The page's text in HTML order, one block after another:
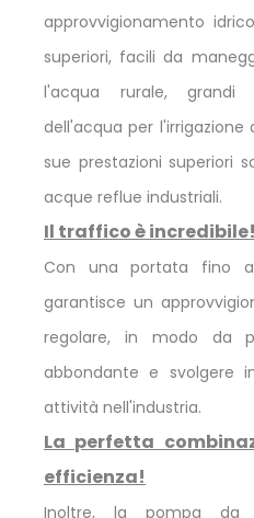
approvvigionamento
superiori, facili da
l'acqua rurale, grandi
dell'acqua per l'irrigazione
sue prestazioni superiori
acque reflue industriali.
Il traffico è incredibile!
Con una portata fino
garantisce un
regolare, in modo da
abbondante e svolgere
attività nell'industria.
La perfetta
efficienza!
Inoltre, la pompa